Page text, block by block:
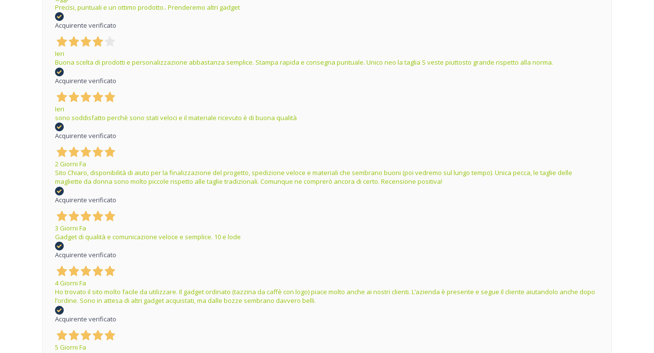
Precisi, puntuali e un ottimo prodotto.. Prenderemo altri gadget
Acquirente verificato
Ieri
Buona scelta di prodotti e personalizzazione abbastanza semplice. Stampa rapida e consegna puntuale. Unico neo la taglia S veste piuttosto grande rispetto alla norma.
Acquirente verificato
Ieri
sono soddisfatto perchè sono stati veloci e il materiale ricevuto è di buona qualità
Acquirente verificato
2 Giorni Fa
Sito Chiaro, disponibilità di aiuto per la finalizzazione del progetto, spedizione veloce e materiali che sembrano buoni (poi vedremo sul lungo tempo). Unica pecca, le taglie delle
magliette da donna sono molto piccole rispetto alle taglie tradizionali. Comunque ne comprerò ancora di certo. Recensione positiva!
Acquirente verificato
3 Giorni Fa
Gadget di qualità e comunicazione veloce e semplice. 10 e lode
Acquirente verificato
4 Giorni Fa
Ho trovato il sito molto facile da utilizzare. Il gadget ordinato (tazzina da caffè con logo) piace molto anche ai nostri clienti. L’azienda è presente e segue il cliente aiutandolo anche dopo
l’ordine. Sono in attesa di altri gadget acquistati, ma dalle bozze sembrano davvero belli.
Acquirente verificato
5 Giorni Fa